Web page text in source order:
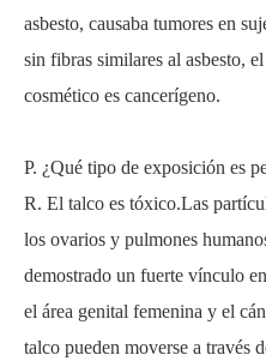
asbesto, causaba tumores en
sin fibras similares al asbesto,
cosmético es cancerígeno.
P. ¿Qué tipo de exposición es
R. El talco es tóxico.Las
los ovarios y pulmones
demostrado un fuerte vínculo
el área genital femenina y el
talco pueden moverse a través